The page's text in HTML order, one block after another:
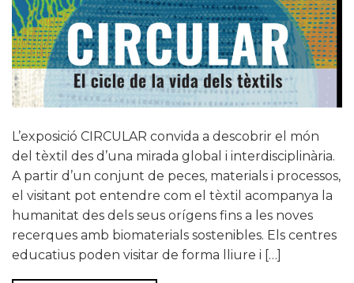
L’exposició CIRCULAR convida a descobrir el món
del tèxtil des d’una mirada global i interdisciplinària.
A partir d’un conjunt de peces, materials i processos,
el visitant pot entendre com el tèxtil acompanya la
humanitat des dels seus orígens fins a les noves
recerques amb biomaterials sostenibles. Els centres
educatius poden visitar de forma lliure i […]